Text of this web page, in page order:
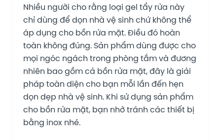
Nhiều người cho rằng loại gel tẩy rửa này
chỉ dùng để dọn nhà vệ sinh chứ không thể
áp dụng cho bồn rửa mặt. Điều đó hoàn
toàn không đúng. Sản phẩm dùng được cho
mọi ngóc ngách trong phòng tắm và đương
nhiên bao gồm cả bồn rửa mặt, đây là giải
pháp toàn diện cho bạn mỗi lần đến hẹn
dọn dẹp nhà vệ sinh. Khi sử dụng sản phẩm
cho bồn rửa mặt, bạn nhớ tránh các thiết bị
bằng inox nhé.